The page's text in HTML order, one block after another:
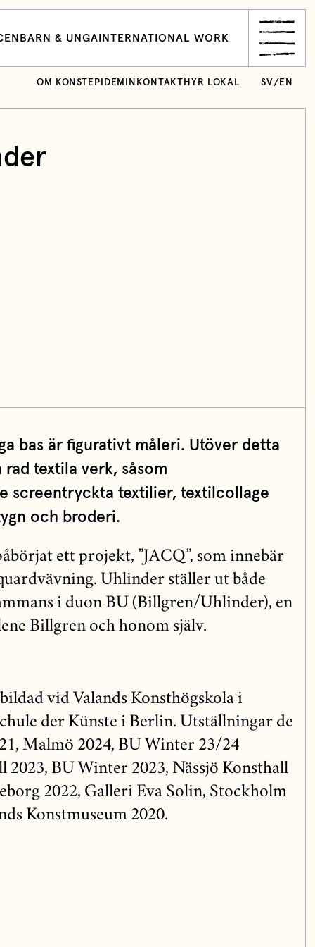
BARN & UNGA INTERNATIONAL WORK
OM KONSTEPIDEMIN KONTAKT HYR LOKAL SV/ EN
bas är figurativt måleri. Utöver detta
textila verk, såsom
screentryckta textilier, textilcollage
och broderi.
ett projekt, ”JACQ”, som innebär
Uhlinder ställer ut både
i duon BU (Billgren/Uhlinder), en
Billgren och honom själv.
vid Valands Konsthögskola i
der Künste i Berlin. Utställningar de
Malmö 2024, BU Winter 23/24
2023, BU Winter 2023, Nässjö Konsthall
2022, Galleri Eva Solin, Stockholm
Konstmuseum 2020.